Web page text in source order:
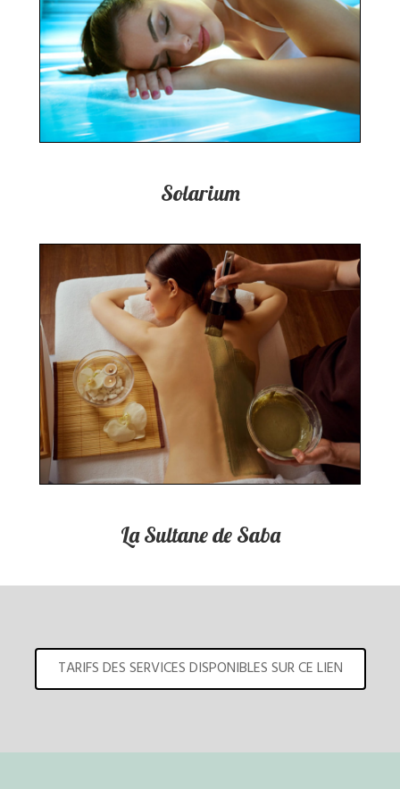
Solarium
La Sultane de Saba
TARIFS DES SERVICES DISPONIBLES SUR CE LIEN